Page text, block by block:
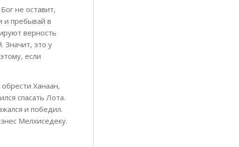
не оставит,
и пребывай в
верность
Значит, это у
если
Ханаан,
спасать Лота.
и победил.
Мелхиседеку.